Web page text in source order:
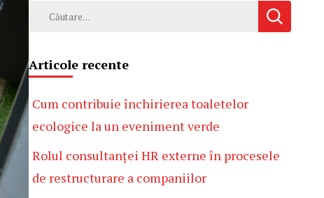
Caută
Articole recente
Cum contribuie închirierea toaletelor
ecologice la un eveniment verde
Rolul consultanței HR externe în procesele
de restructurare a companiilor